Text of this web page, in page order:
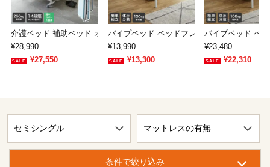
介護ベッド 補助ベッド オリタ ORITA 幅…
¥28,990
¥27,550
パイプベッド ベッドフレーム すのこベッド
¥13,990
¥13,300
パイプベッド ベ
¥23,480
¥22,310
条件で絞り込み